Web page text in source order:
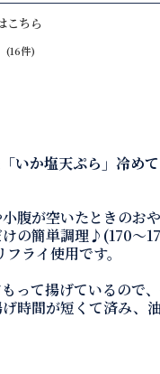
こちら
(16件)
いか塩天ぷら」冷め
腹が空いたときのお
けの簡単調理♪(170～
ライ使用です。
って揚げているので
時間が短くて済み、